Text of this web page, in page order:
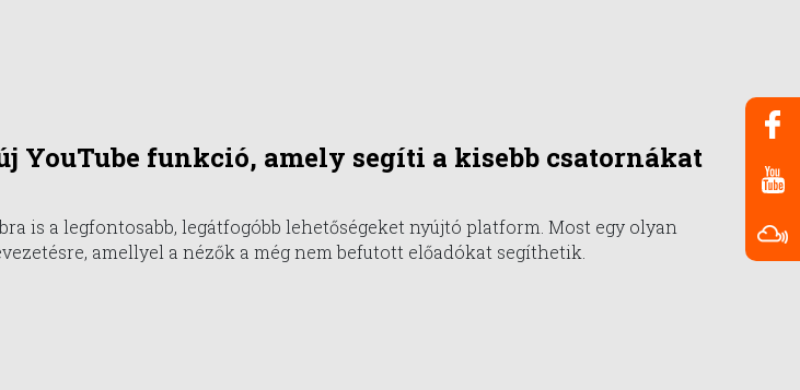
YouTube funkció, amely segíti a kisebb csatornákat
is a legfontosabb, legátfogóbb lehetőségeket nyújtó platform. Most egy olyan
amellyel a nézők a még nem befutott előadókat segíthetik.